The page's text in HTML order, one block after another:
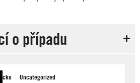
o případu
Uncategorized